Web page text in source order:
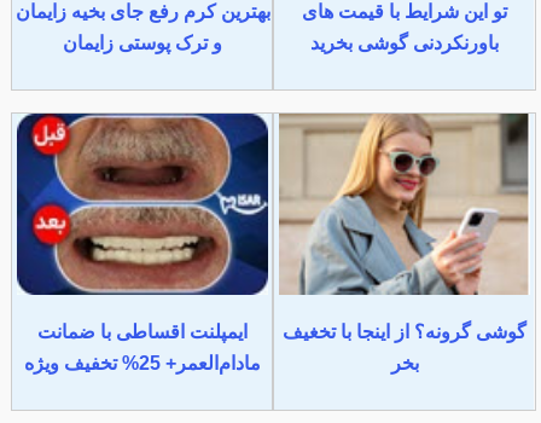
تو این شرایط با قیمت های
باورنکردنی گوشی بخرید
بهترین کرم رفع جای بخیه زایمان
و ترک پوستی زایمان
گوشی گرونه؟ از اینجا با تخغیف
بخر
ایمپلنت اقساطی با ضمانت
مادام‌العمر+ 25% تخفیف ویژه